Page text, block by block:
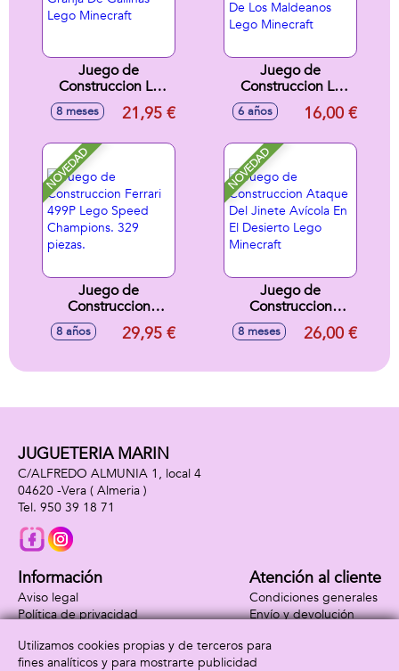
Juego de
Construccion La
Granja De Gallinas
Lego Minecraft
8 meses 21,95 €
Juego de
Construccion La
Patrulla Del
Desierto De Los
Minecraft
6 años 16,00 €
NOVEDAD
Juego de
Construccion
Ferrari 499P Lego
Speed Champions.
8 años 29,95 €
NOVEDAD
Juego de
Construccion
Ataque Del Jinete
Avícola En El
Minecraft
8 meses 26,00 €
JUGUETERIA MARIN
C/ALFREDO ALMUNIA 1, local 4
04620 -Vera ( Almeria )
950 39 18 71
Información
Aviso legal
Política de privacidad
Atención al cliente
Condiciones generales
Envío y devolución
Formas de pago
Utilizamos cookies propias y de terceros para
fines analíticos y para mostrarte publicidad